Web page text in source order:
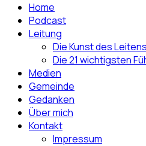
Home
Podcast
Leitung
Die Kunst des Leitens
Die 21 wichtigsten
Medien
Gemeinde
Gedanken
Über mich
Kontakt
Impressum